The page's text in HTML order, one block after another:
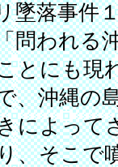
墜落事件
問われる
とにも現
、沖縄の
によって
、そこで